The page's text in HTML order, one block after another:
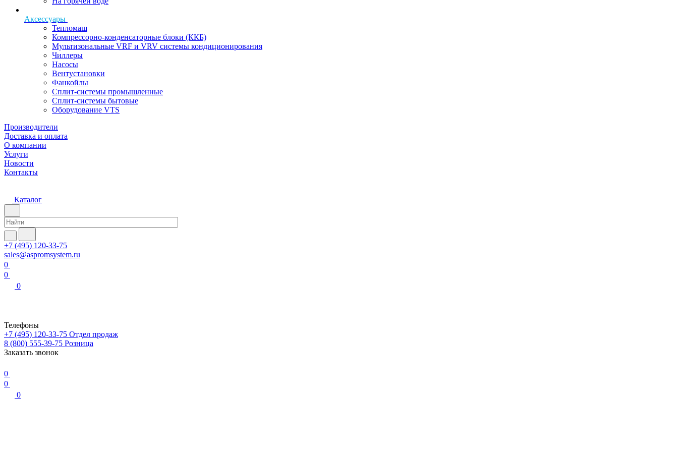
Аксессуары
Тепломаш
Компрессорно-конденсаторные блоки (ККБ)
Мультизональные VRF и VRV системы кондиционирования
Чиллеры
Насосы
Вентустановки
Фанкойлы
Сплит-системы промышленные
Сплит-системы бытовые
Оборудование VTS
Производители
Доставка и оплата
О компании
Услуги
Новости
Контакты
Каталог
+7 (495) 120-33-75
sales@aspromsystem.ru
0
0
0
Телефоны
+7 (495) 120-33-75 Отдел продаж
8 (800) 555-39-75 Розница
Заказать звонок
0
0
0